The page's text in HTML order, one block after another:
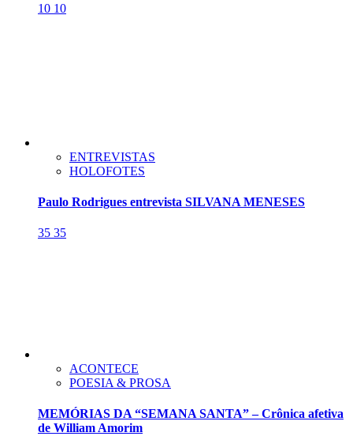
10 10
ENTREVISTAS
HOLOFOTES
Paulo Rodrigues entrevista SILVANA MENESES
35 35
ACONTECE
POESIA & PROSA
MEMÓRIAS DA “SEMANA SANTA” – Crônica afetiva
de William Amorim